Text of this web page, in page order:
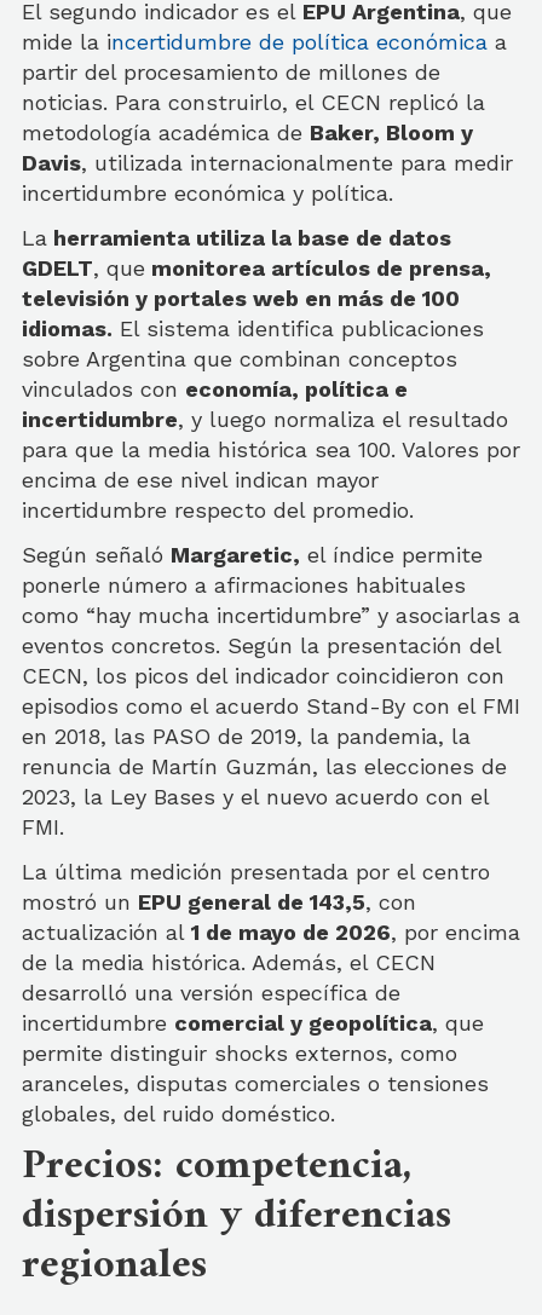
El segundo indicador es el EPU Argentina, que
mide la incertidumbre de política económica a
partir del procesamiento de millones de
noticias. Para construirlo, el CECN replicó la
metodología académica de Baker, Bloom y
Davis, utilizada internacionalmente para medir
incertidumbre económica y política.
La herramienta utiliza la base de datos
GDELT, que monitorea artículos de prensa,
televisión y portales web en más de 100
idiomas. El sistema identifica publicaciones
sobre Argentina que combinan conceptos
vinculados con economía, política e
incertidumbre, y luego normaliza el resultado
para que la media histórica sea 100. Valores por
encima de ese nivel indican mayor
incertidumbre respecto del promedio.
Según señaló Margaretic, el índice permite
ponerle número a afirmaciones habituales
como “hay mucha incertidumbre” y asociarlas a
eventos concretos. Según la presentación del
CECN, los picos del indicador coincidieron con
episodios como el acuerdo Stand-By con el FMI
en 2018, las PASO de 2019, la pandemia, la
renuncia de Martín Guzmán, las elecciones de
2023, la Ley Bases y el nuevo acuerdo con el
FMI.
La última medición presentada por el centro
mostró un EPU general de 143,5, con
actualización al 1 de mayo de 2026, por encima
de la media histórica. Además, el CECN
desarrolló una versión específica de
incertidumbre comercial y geopolítica, que
permite distinguir shocks externos, como
aranceles, disputas comerciales o tensiones
globales, del ruido doméstico.
Precios: competencia,
dispersión y diferencias
regionales